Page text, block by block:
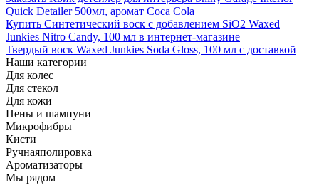
Quick Detailer 500мл, аромат Coca Cola
Купить Синтетический воск с добавлением SiO2 Waxed
Junkies Nitro Candy, 100 мл в интернет-магазине
Твердый воск Waxed Junkies Soda Gloss, 100 мл с доставкой
Наши категории
Для колес
Для стекол
Для кожи
Пены и шампуни
Микрофибры
Кисти
Ручнаяполировка
Ароматизаторы
Мы рядом